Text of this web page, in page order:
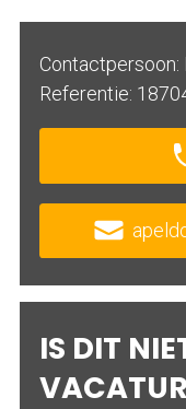
Contactpersoon:
Referentie:
IS DIT